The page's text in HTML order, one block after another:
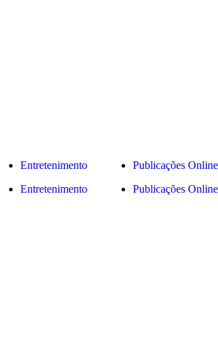
Entretenimento
Publicações Online
Entretenimento Publicações Online